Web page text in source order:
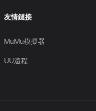
友情鏈接
MuMu模擬器
UU遠程